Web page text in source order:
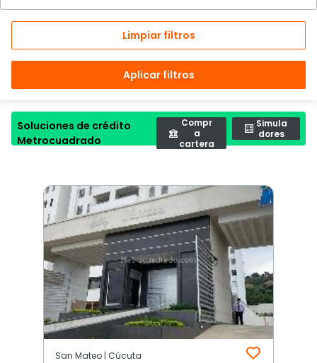
Limpiar filtros
Aplicar filtros
Soluciones de crédito
Metrocuadrado
Compr
a
cartera
Simula
dores
San Mateo | Cúcuta